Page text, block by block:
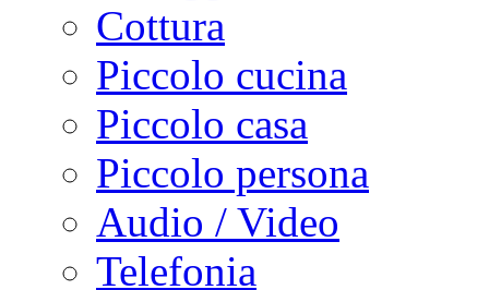
Cottura
Piccolo cucina
Piccolo casa
Piccolo persona
Audio / Video
Telefonia